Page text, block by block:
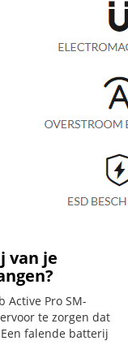
van je
Active Pro SM-
te zorgen dat
falende batterij